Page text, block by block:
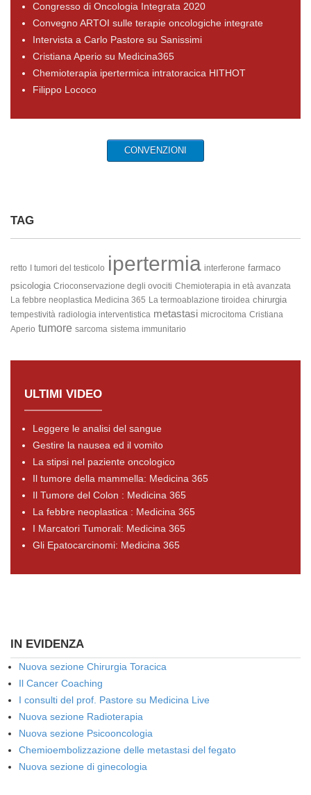
Congresso di Oncologia Integrata 2020
Convegno ARTOI sulle terapie oncologiche integrate
Intervista a Carlo Pastore su Sanissimi
Cristiana Aperio su Medicina365
Chemioterapia ipertermica intratoracica HITHOT
Filippo Lococo
CONVENZIONI
TAG
retto I tumori del testicolo ipertermia interferone farmaco
psicologia Crioconservazione degli ovociti Chemioterapia in età avanzata
La febbre neoplastica Medicina 365 La termoablazione tiroidea chirurgia
tempestività radiologia interventistica metastasi microcitoma Cristiana
Aperio tumore sarcoma sistema immunitario
ULTIMI VIDEO
Leggere le analisi del sangue
Gestire la nausea ed il vomito
La stipsi nel paziente oncologico
Il tumore della mammella: Medicina 365
Il Tumore del Colon : Medicina 365
La febbre neoplastica : Medicina 365
I Marcatori Tumorali: Medicina 365
Gli Epatocarcinomi: Medicina 365
IN EVIDENZA
Nuova sezione Chirurgia Toracica
Il Cancer Coaching
I consulti del prof. Pastore su Medicina Live
Nuova sezione Radioterapia
Nuova sezione Psicooncologia
Chemioembolizzazione delle metastasi del fegato
Nuova sezione di ginecologia